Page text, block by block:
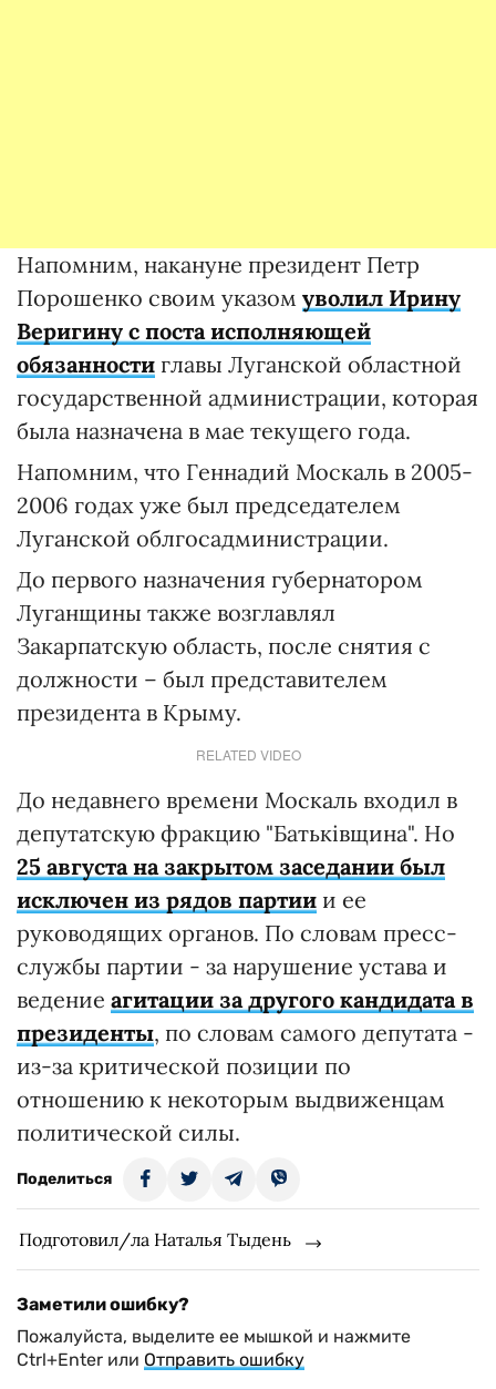
Напомним, накануне президент Петр
Порошенко своим указом уволил Ирину
Веригину с поста исполняющей
обязанности главы Луганской областной
государственной администрации, которая
была назначена в мае текущего года.
Напомним, что Геннадий Москаль в 2005-
2006 годах уже был председателем
Луганской облгосадминистрации.
До первого назначения губернатором
Луганщины также возглавлял
Закарпатскую область, после снятия с
должности – был представителем
президента в Крыму.
RELATED VIDEO
До недавнего времени Москаль входил в
депутатскую фракцию "Батькiвщина". Но
25 августа на закрытом заседании был
исключен из рядов партии и ее
руководящих органов. По словам пресс-
службы партии - за нарушение устава и
ведение агитации за другого кандидата в
президенты, по словам самого депутата -
из-за критической позиции по
отношению к некоторым выдвиженцам
политической силы.
Поделиться
Подготовил/ла Наталья Тыдень
Заметили ошибку?
Пожалуйста, выделите ее мышкой и нажмите
Ctrl+Enter или Отправить ошибку